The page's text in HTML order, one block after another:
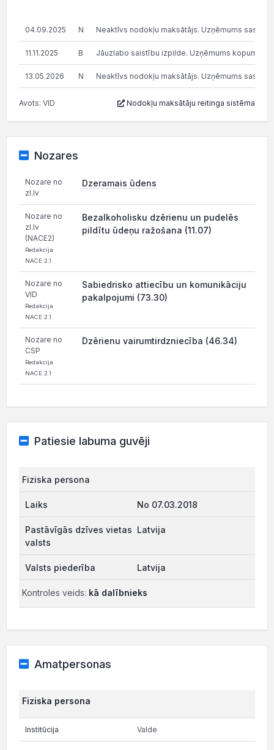
04.09.2025 N Neaktīvs nodokļu maksātājs. Uzņēmums
11.11.2025 B Jāuzlabo saistību izpilde. Uzņēmums kopumā
13.05.2026 N Neaktīvs nodokļu maksātājs. Uzņēmums
Avots: VID Nodokļu maksātāju reitinga sistēma
Nozares
Nozare no
zl.lv
Dzeramais ūdens
Nozare no
zl.lv
(NACE2)
Redakcija
NACE 2.1
Bezalkoholisku dzērienu un pudelēs
pildītu ūdeņu ražošana (11.07)
Nozare no
VID
Redakcija
NACE 2.1
Sabiedrisko attiecību un komunikāciju
pakalpojumi (73.30)
Nozare no
CSP
Redakcija
NACE 2.1
Dzērienu vairumtirdzniecība (46.34)
Patiesie labuma guvēji
Fiziska persona
No 07.03.2018
Latvija
Latvija
Kontroles veids: kā dalībnieks
Amatpersonas
Fiziska persona
Valde